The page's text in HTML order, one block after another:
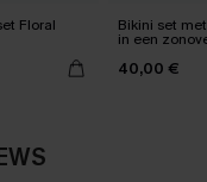
Floral Bikini set
in een
40,00 €